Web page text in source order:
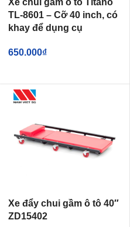
Xe chui gầm ô tô Titano
TL-8601 – Cỡ 40 inch, có
khay để dụng cụ
650.000₫
Xe đẩy chui gầm ô tô 40″
ZD15402